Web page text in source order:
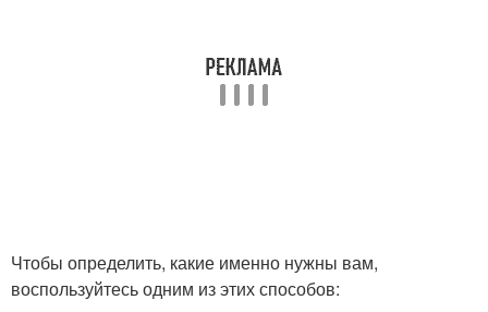
Чтобы определить, какие именно нужны вам,
воспользуйтесь одним из этих способов: